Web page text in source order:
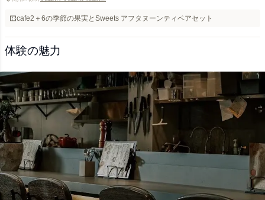
cafe2＋6の季節の果実とSweets アフタヌーンティペアセット
体験の魅力